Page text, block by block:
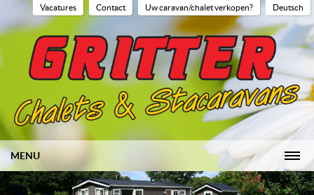
MENU
HOME
Vacatures Contact Uw caravan/chalet verkopen? Deutsch